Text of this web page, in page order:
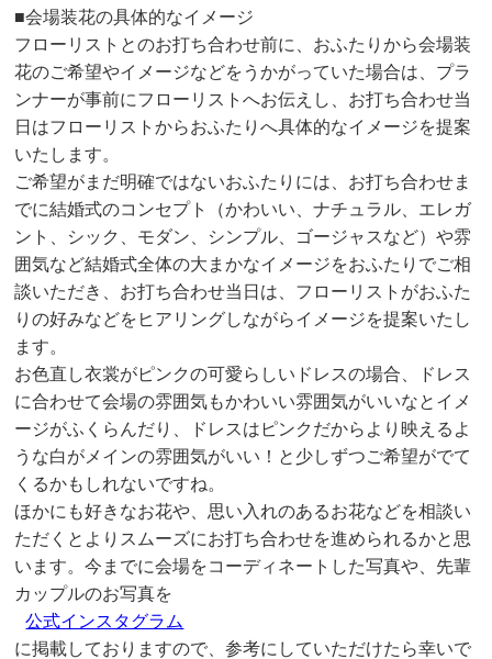
■会場装花の具体的なイメージ
フローリストとのお打ち合わせ前に、おふたりから会場装
花のご希望やイメージなどをうかがっていた場合は、プラ
ンナーが事前にフローリストへお伝えし、お打ち合わせ当
日はフローリストからおふたりへ具体的なイメージを提案
いたします。
ご希望がまだ明確ではないおふたりには、お打ち合わせま
でに結婚式のコンセプト（かわいい、ナチュラル、エレガ
ント、シック、モダン、シンプル、ゴージャスなど）や雰
囲気など結婚式全体の大まかなイメージをおふたりでご相
談いただき、お打ち合わせ当日は、フローリストがおふた
りの好みなどをヒアリングしながらイメージを提案いたし
ます。
お色直し衣裳がピンクの可愛らしいドレスの場合、ドレス
に合わせて会場の雰囲気もかわいい雰囲気がいいなとイメ
ージがふくらんだり、ドレスはピンクだからより映えるよ
うな白がメインの雰囲気がいい！と少しずつご希望がでて
くるかもしれないですね。
ほかにも好きなお花や、思い入れのあるお花などを相談い
ただくとよりスムーズにお打ち合わせを進められるかと思
います。今までに会場をコーディネートした写真や、先輩
カップルのお写真を
公式インスタグラム
に掲載しておりますので、参考にしていただけたら幸いで